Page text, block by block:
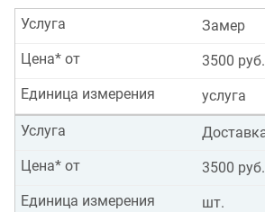
Замер
Услуга
3500 руб.
Цена* от
услуга
Единица измерения
Услуга
3500 руб.
Цена* от
шт.
Единица измерения